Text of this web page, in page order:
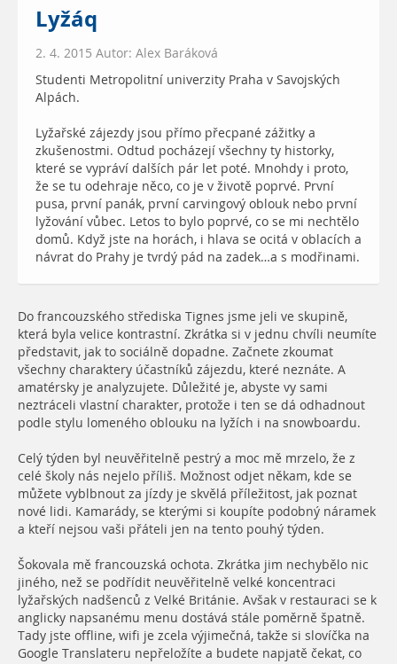
Lyžáq
2. 4. 2015 Autor: Alex Baráková
Studenti Metropolitní univerzity Praha v Savojských
Alpách.
Lyžařské zájezdy jsou přímo přecpané zážitky a
zkušenostmi. Odtud pocházejí všechny ty historky,
které se vypráví dalších pár let poté. Mnohdy i proto,
že se tu odehraje něco, co je v životě poprvé. První
pusa, první panák, první carvingový oblouk nebo první
lyžování vůbec. Letos to bylo poprvé, co se mi nechtělo
domů. Když jste na horách, i hlava se ocitá v oblacích a
návrat do Prahy je tvrdý pád na zadek…a s modřinami.
Do francouzského střediska Tignes jsme jeli ve skupině,
která byla velice kontrastní. Zkrátka si v jednu chvíli neumíte
představit, jak to sociálně dopadne. Začnete zkoumat
všechny charaktery účastníků zájezdu, které neznáte. A
amatérsky je analyzujete. Důležité je, abyste vy sami
neztráceli vlastní charakter, protože i ten se dá odhadnout
podle stylu lomeného oblouku na lyžích i na snowboardu.
Celý týden byl neuvěřitelně pestrý a moc mě mrzelo, že z
celé školy nás nejelo příliš. Možnost odjet někam, kde se
můžete vyblbnout za jízdy je skvělá příležitost, jak poznat
nové lidi. Kamarády, se kterými si koupíte podobný náramek
a kteří nejsou vaši přáteli jen na tento pouhý týden.
Šokovala mě francouzská ochota. Zkrátka jim nechybělo nic
jiného, než se podřídit neuvěřitelně velké koncentraci
lyžařských nadšenců z Velké Británie. Avšak v restauraci se k
anglicky napsanému menu dostává stále poměrně špatně.
Tady jste offline, wifi je zcela výjimečná, takže si slovíčka na
Google Translateru nepřeložíte a budete napjatě čekat, co